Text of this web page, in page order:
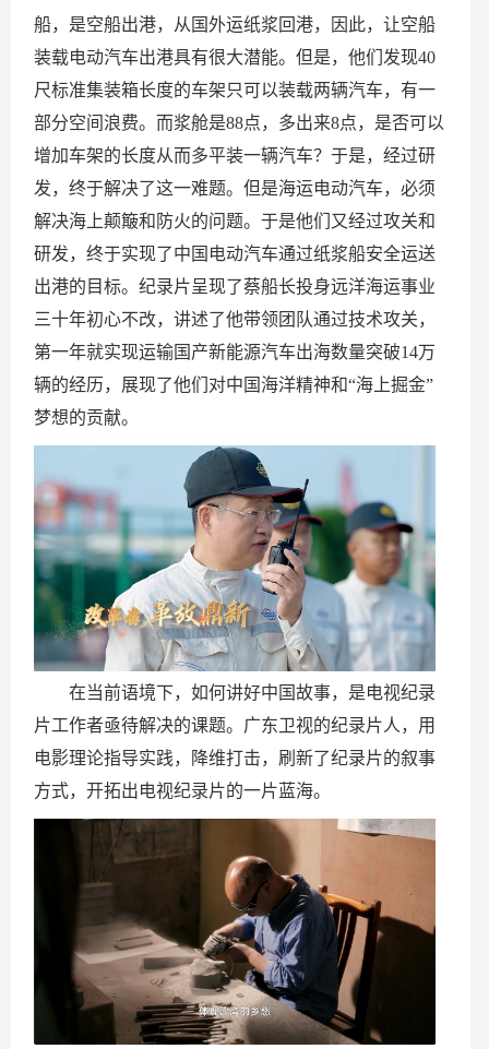
船，是空船出港，从国外运纸浆回港，因此，让空船
装载电动汽车出港具有很大潜能。但是，他们发现40
尺标准集装箱长度的车架只可以装载两辆汽车，有一
部分空间浪费。而浆舱是88点，多出来8点，是否可以
增加车架的长度从而多平装一辆汽车？于是，经过研
发，终于解决了这一难题。但是海运电动汽车，必须
解决海上颠簸和防火的问题。于是他们又经过攻关和
研发，终于实现了中国电动汽车通过纸浆船安全运送
出港的目标。纪录片呈现了蔡船长投身远洋海运事业
三十年初心不改，讲述了他带领团队通过技术攻关，
第一年就实现运输国产新能源汽车出海数量突破14万
辆的经历，展现了他们对中国海洋精神和“海上掘金”
梦想的贡献。
在当前语境下，如何讲好中国故事，是电视纪录
片工作者亟待解决的课题。广东卫视的纪录片人，用
电影理论指导实践，降维打击，刷新了纪录片的叙事
方式，开拓出电视纪录片的一片蓝海。